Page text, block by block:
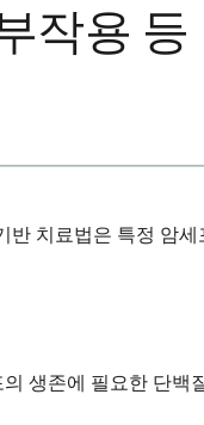
작용 등
치료법은 특정 암세
생존에 필요한 단백